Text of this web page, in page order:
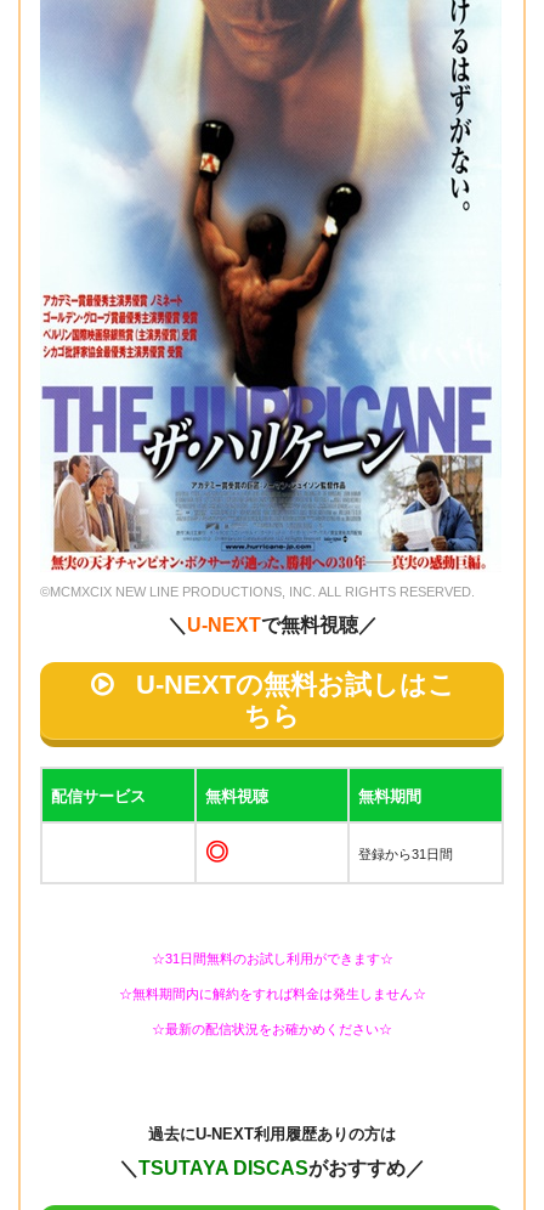
©MCMXCIX NEW LINE PRODUCTIONS, INC. ALL RIGHTS RESERVED.
＼ U-NEXTで無料視聴／
U-NEXTの無料お試しはこ
ちら
配信サービス 無料視聴 無料期間
◎ 登録から31日間
☆31日間無料のお試し利用ができます☆
☆無料期間内に解約をすれば料金は発生しません☆
☆最新の配信状況をお確かめください☆
過去にU-NEXT利用履歴ありの方は
＼ TSUTAYA DISCASがおすすめ／